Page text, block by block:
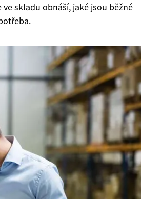
skladu obnáší, jaké jsou běžné